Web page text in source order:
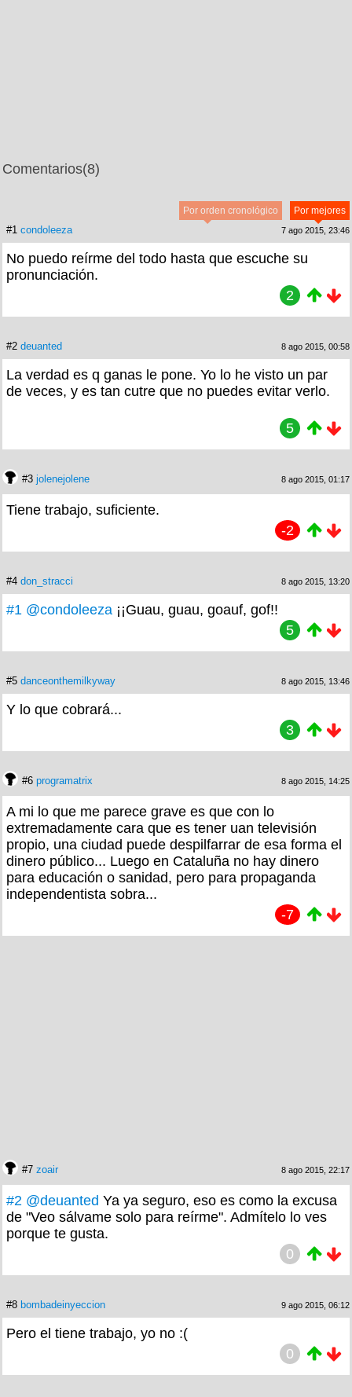
Comentarios(8)
Por mejores
Por orden cronológico
#1 condoleeza 7 ago 2015, 23:46
No puedo reírme del todo hasta que escuche su
pronunciación.
2
#2 deuanted 8 ago 2015, 00:58
La verdad es q ganas le pone. Yo lo he visto un par
de veces, y es tan cutre que no puedes evitar verlo.
5
#3 jolenejolene 8 ago 2015, 01:17
Tiene trabajo, suficiente.
-2
#4 don_stracci 8 ago 2015, 13:20
#1 @condoleeza ¡¡Guau, guau, goauf, gof!!
5
#5 danceonthemilkyway 8 ago 2015, 13:46
Y lo que cobrará...
3
#6 programatrix 8 ago 2015, 14:25
A mi lo que me parece grave es que con lo
extremadamente cara que es tener uan televisión
propio, una ciudad puede despilfarrar de esa forma el
dinero público... Luego en Cataluña no hay dinero
para educación o sanidad, pero para propaganda
independentista sobra...
-7
#7 zoair 8 ago 2015, 22:17
#2 @deuanted Ya ya seguro, eso es como la excusa
de "Veo sálvame solo para reírme". Admítelo lo ves
porque te gusta.
0
#8 bombadeinyeccion 9 ago 2015, 06:12
Pero el tiene trabajo, yo no :(
0